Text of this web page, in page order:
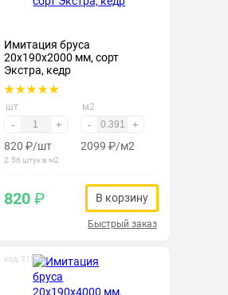
Имитация бруса
20х190х2000 мм, сорт
Экстра, кедр
шт
- +
820 ₽/шт
2.56 штук в м2
м2
- +
2099 ₽/м2
820₽ В корзину
Быстрый заказ
код: 315012